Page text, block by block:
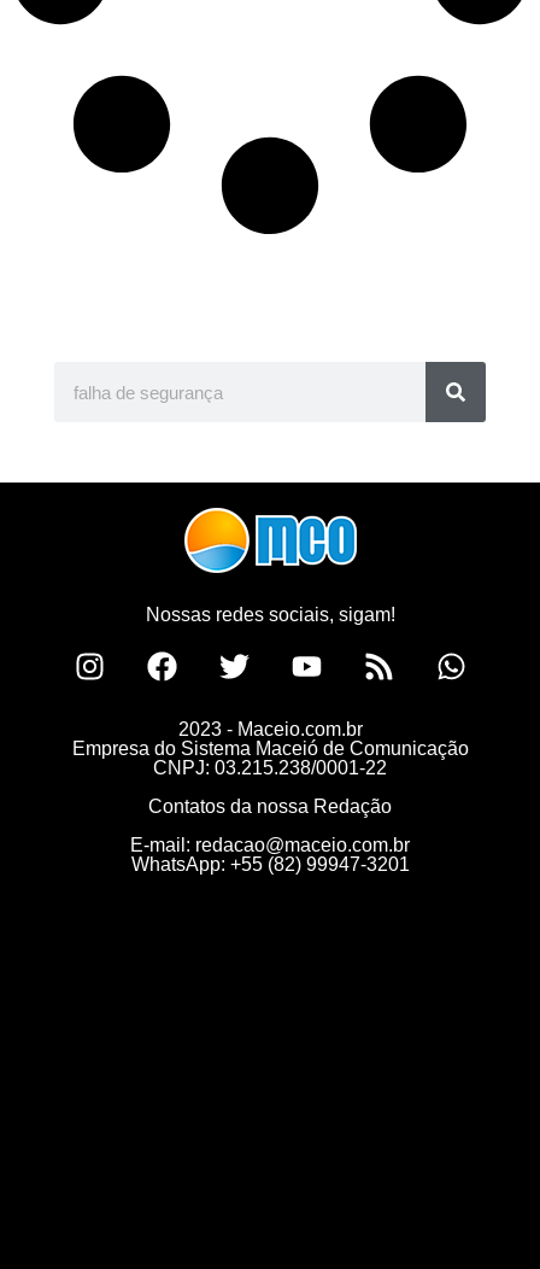
Nossas redes sociais, sigam!
2023 - Maceio.com.br
Empresa do Sistema Maceió de Comunicação
CNPJ: 03.215.238/0001-22
Contatos da nossa Redação
E-mail: redacao@maceio.com.br
WhatsApp: +55 (82) 99947-3201